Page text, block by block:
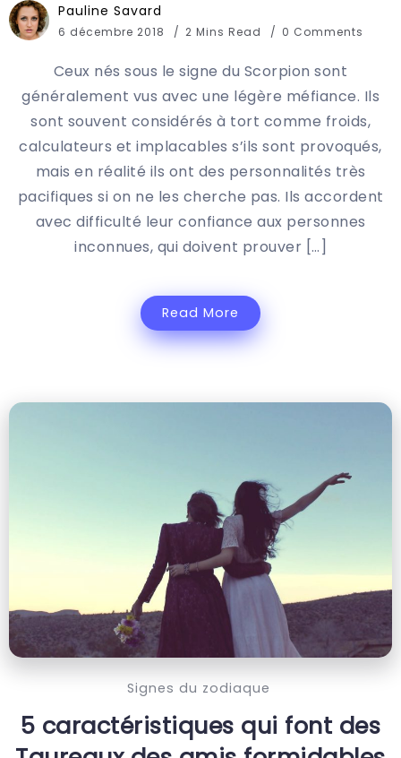
Pauline Savard
6 décembre 2018 2 Mins Read 0 Comments
Ceux nés sous le signe du Scorpion sont
généralement vus avec une légère méfiance. Ils
sont souvent considérés à tort comme froids,
calculateurs et implacables s’ils sont provoqués,
mais en réalité ils ont des personnalités très
pacifiques si on ne les cherche pas. Ils accordent
avec difficulté leur confiance aux personnes
inconnues, qui doivent prouver […]
Read More
Signes du zodiaque
5 caractéristiques qui font des